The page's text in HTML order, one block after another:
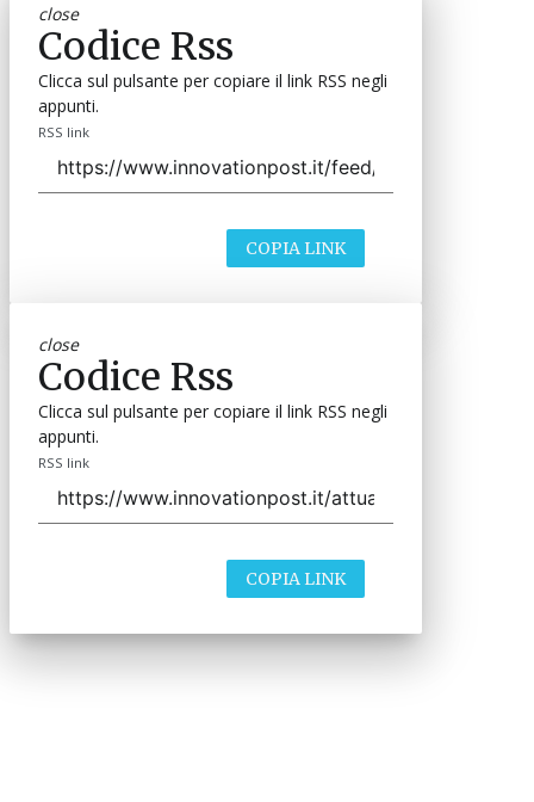
close
Codice Rss
Clicca sul pulsante per copiare il link RSS negli
appunti.
RSS link
COPIA LINK
close
Codice Rss
Clicca sul pulsante per copiare il link RSS negli
appunti.
RSS link
COPIA LINK